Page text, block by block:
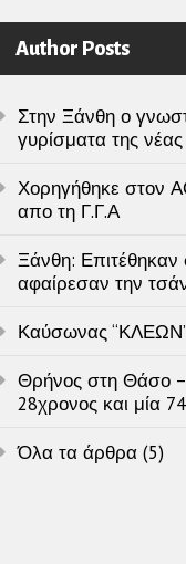
Author Posts
Στην Ξάνθη ο
γυρίσματα της
Χορηγήθηκε στον
απο τη Γ.Γ.Α
Ξάνθη: Επιτέθηκαν
αφαίρεσαν την
Καύσωνας
Θρήνος στη Θάσο
28χρονος και μία
Όλα τα άρθρα (5)